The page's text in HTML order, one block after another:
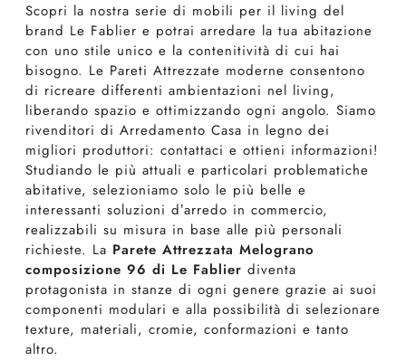
Scopri la nostra serie di mobili per il living del
brand Le Fablier e potrai arredare la tua abitazione
con uno stile unico e la contenitività di cui hai
bisogno. Le Pareti Attrezzate moderne consentono
di ricreare differenti ambientazioni nel living,
liberando spazio e ottimizzando ogni angolo. Siamo
rivenditori di Arredamento Casa in legno dei
migliori produttori: contattaci e ottieni informazioni!
Studiando le più attuali e particolari problematiche
abitative, selezioniamo solo le più belle e
interessanti soluzioni d’arredo in commercio,
realizzabili su misura in base alle più personali
richieste. La Parete Attrezzata Melograno
composizione 96 di Le Fablier diventa
protagonista in stanze di ogni genere grazie ai suoi
componenti modulari e alla possibilità di selezionare
texture, materiali, cromie, conformazioni e tanto
altro.